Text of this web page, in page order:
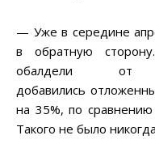
— Уже в середине
в обратную
обалдели от
добавились
на 35%, по
Такого не было